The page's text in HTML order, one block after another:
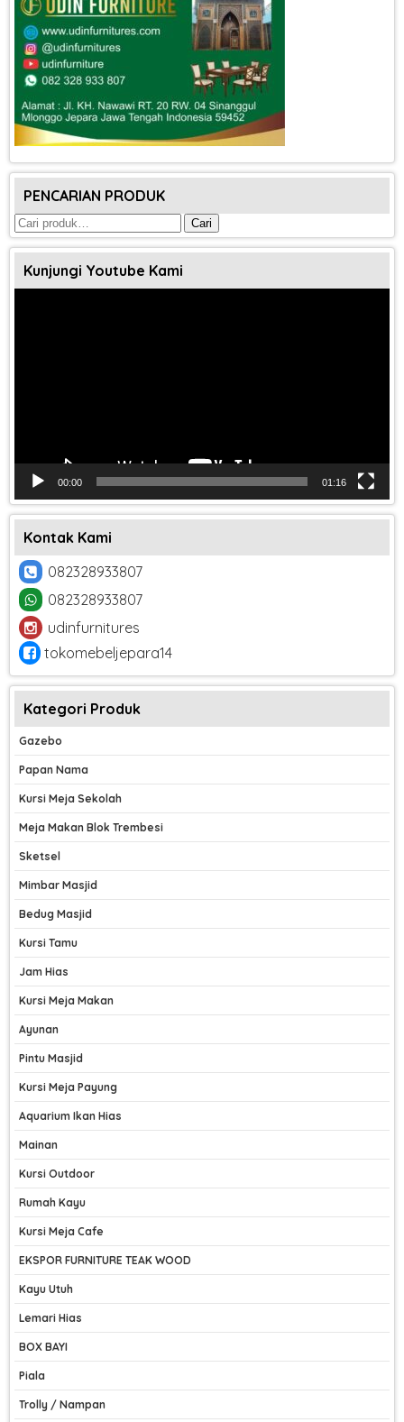
PENCARIAN PRODUK
Pencarian
untuk:
Cari
Kunjungi Youtube Kami
00:00 01:16
Kontak Kami
082328933807
082328933807
udinfurnitures
tokomebeljepara14
Kategori Produk
Gazebo
Papan Nama
Kursi Meja Sekolah
Meja Makan Blok Trembesi
Sketsel
Mimbar Masjid
Bedug Masjid
Kursi Tamu
Jam Hias
Kursi Meja Makan
Ayunan
Pintu Masjid
Kursi Meja Payung
Aquarium Ikan Hias
Mainan
Kursi Outdoor
Rumah Kayu
Kursi Meja Cafe
EKSPOR FURNITURE TEAK WOOD
Kayu Utuh
Lemari Hias
BOX BAYI
Piala
Trolly / Nampan